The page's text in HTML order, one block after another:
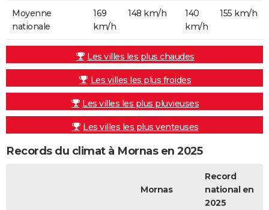
Moyenne
nationale
169
km/h
148 km/h
140
km/h
155 km/h
Les villes les plus chaudes
Les villes les plus froides
Les villes les plus pluvieuses
Les villes les plus venteuses
Records du climat à Mornas en 2025
Mornas
Record
national en
2025